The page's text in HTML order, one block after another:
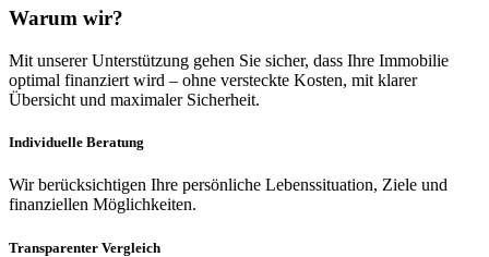
Warum wir?
Mit unserer Unterstützung gehen Sie sicher, dass Ihre Immobilie
optimal finanziert wird – ohne versteckte Kosten, mit klarer
Übersicht und maximaler Sicherheit.
Individuelle Beratung
Wir berücksichtigen Ihre persönliche Lebenssituation, Ziele und
finanziellen Möglichkeiten.
Transparenter Vergleich